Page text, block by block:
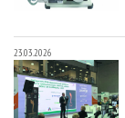
23.03.2026